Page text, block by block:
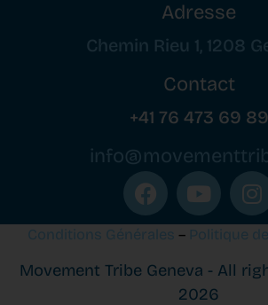
Adresse
Chemin Rieu 1, 1208
Contact
+41 76 473 69 89
Conditions Générales – Politique
Movement Tribe Geneva - All
2026